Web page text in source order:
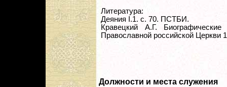
Литература:
Деяния I.1. с. 70. ПСТБИ.
Кравецкий А.Г.
Православной российской Церкви
Должности и места служения